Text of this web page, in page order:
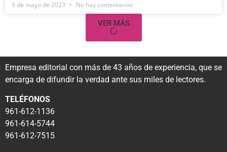
9 de mayo de 2023 No hay comentarios
VER MÁS
Empresa editorial con más de 43 años de experiencia, que se
encarga de difundir la verdad ante sus miles de lectores.
TELÉFONOS
961-612-1136
961-614-5744
961-612-7515